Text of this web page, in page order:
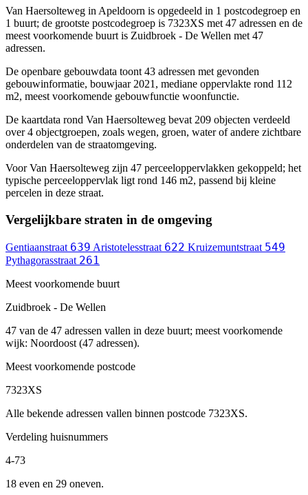
Van Haersolteweg in Apeldoorn is opgedeeld in 1 postcodegroep en
1 buurt; de grootste postcodegroep is 7323XS met 47 adressen en de
meest voorkomende buurt is Zuidbroek - De Wellen met 47
adressen.
De openbare gebouwdata toont 43 adressen met gevonden
gebouwinformatie, bouwjaar 2021, mediane oppervlakte rond 112
m2, meest voorkomende gebouwfunctie woonfunctie.
De kaartdata rond Van Haersolteweg bevat 209 objecten verdeeld
over 4 objectgroepen, zoals wegen, groen, water of andere zichtbare
onderdelen van de straatomgeving.
Voor Van Haersolteweg zijn 47 perceeloppervlakken gekoppeld; het
typische perceeloppervlak ligt rond 146 m2, passend bij kleine
percelen in deze straat.
Vergelijkbare straten in de omgeving
Gentiaanstraat 639 Aristotelesstraat 622 Kruizemuntstraat 549
Pythagorasstraat 261
Meest voorkomende buurt
Zuidbroek - De Wellen
47 van de 47 adressen vallen in deze buurt; meest voorkomende
wijk: Noordoost (47 adressen).
Meest voorkomende postcode
7323XS
Alle bekende adressen vallen binnen postcode 7323XS.
Verdeling huisnummers
4-73
18 even en 29 oneven.